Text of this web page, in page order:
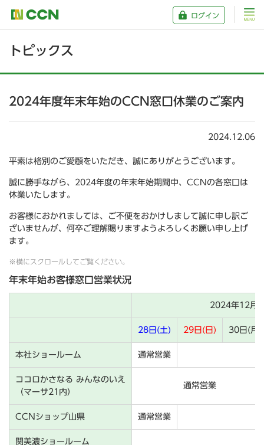
ログイン
トピックス
2024年度年末年始のCCN窓口休業のご案内
2024.12.06
平素は格別のご愛顧をいただき、誠にありがとうございます。
誠に勝手ながら、2024年度の年末年始期間中、CCNの各窓口は
休業いたします。
お客様におかれましては、ご不便をおかけしまして誠に申し訳ご
ざいませんが、何卒ご理解賜りますようよろしくお願い申し上げ
ます。
※横にスクロールしてご覧ください。
年末年始お客様窓口営業状況
2024年12月
28日(土) 29日(日) 30日(月)
本社ショールーム 通常営業
ココロかさなる みんなのいえ
（マーサ21内）
通常営業
CCNショップ山県 通常営業
関美濃ショールーム